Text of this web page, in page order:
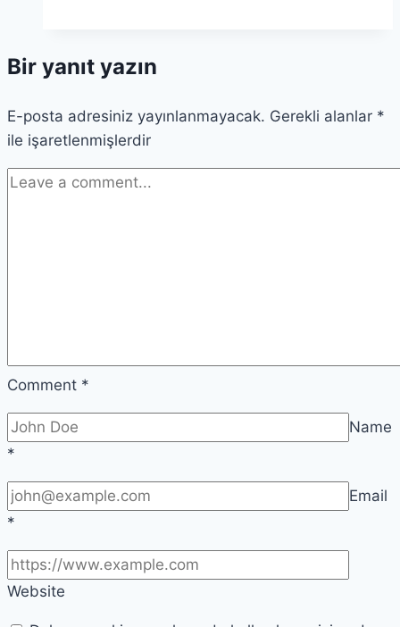
Tarihsel
Sembolik
Önemi
Bir yanıt yazın
E-posta adresiniz yayınlanmayacak. Gerekli alanlar *
ile işaretlenmişlerdir
Comment *
Name
*
Email
*
Website